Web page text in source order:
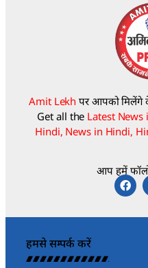
Amit Lekh पर आपको मिलेंगे
Get all the Latest
Hindi, News in Hindi,
आप हमें
हमसे सम्पर्क करें